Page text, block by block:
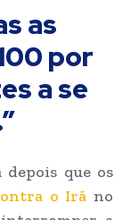
as
por
a se
que os
o Irã no